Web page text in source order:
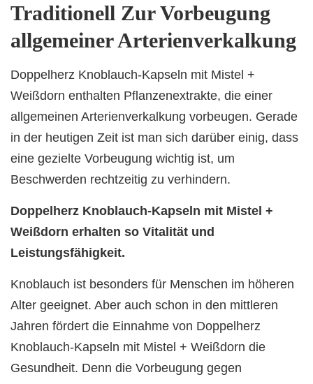
Traditionell Zur Vorbeugung
allgemeiner Arterienverkalkung
Doppelherz Knoblauch-Kapseln mit Mistel +
Weißdorn enthalten Pflanzenextrakte, die einer
allgemeinen Arterienverkalkung vorbeugen. Gerade
in der heutigen Zeit ist man sich darüber einig, dass
eine gezielte Vorbeugung wichtig ist, um
Beschwerden rechtzeitig zu verhindern.
Doppelherz Knoblauch-Kapseln mit Mistel +
Weißdorn erhalten so Vitalität und
Leistungsfähigkeit.
Knoblauch ist besonders für Menschen im höheren
Alter geeignet. Aber auch schon in den mittleren
Jahren fördert die Einnahme von Doppelherz
Knoblauch-Kapseln mit Mistel + Weißdorn die
Gesundheit. Denn die Vorbeugung gegen